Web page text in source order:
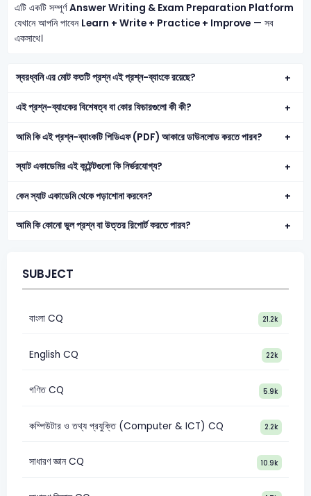
এটি একটি সম্পূর্ণAnswer Writing & Exam Preparation Platform
যেখানে আপনি পাবেন Learn + Write + Practice + Improve— সব
একসাথে।
স্বরধ্বনি এর মোট কতটি প্রশ্ন এই প্রশ্ন-ব্যাংকে রয়েছে?
এই প্রশ্ন-ব্যাংকের বিশেষত্ব বা কোর ফিচারগুলো কী কী?
আমি কি এই প্রশ্ন-ব্যাংকটি পিডিএফ (PDF) আকারে ডাউনলোড করতে পারব?
স্যাট একাডেমির এই কন্টেন্টগুলো কি নির্ভরযোগ্য?
কেন স্যাট একাডেমি থেকে পড়াশোনা করবেন?
আমি কি কোনো ভুল প্রশ্ন বা উত্তর রিপোর্ট করতে পারব?
SUBJECT
বাংলা CQ 21.2k
English CQ 22k
গণিত CQ 5.9k
কম্পিউটার ও তথ্য প্রযুক্তি (Computer & ICT) CQ 2.2k
সাধারণ জ্ঞান CQ 10.9k